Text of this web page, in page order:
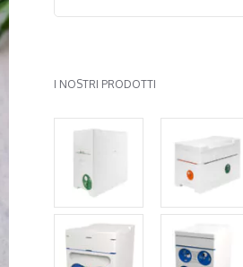
I NOSTRI PRODOTTI